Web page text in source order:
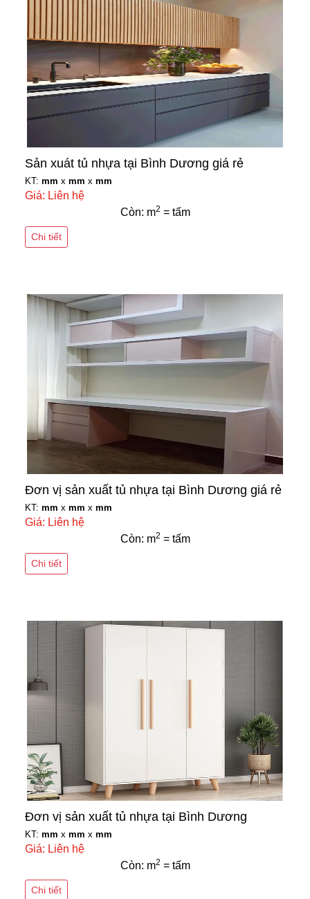
Sản xuát tủ nhựa tại Bình Dương giá rẻ
KT: mm x mm x mm
Giá: Liên hệ
Còn: m2 = tấm
Chi tiết
Đơn vị sản xuất tủ nhựa tại Bình Dương giá rẻ
KT: mm x mm x mm
Giá: Liên hệ
Còn: m2 = tấm
Chi tiết
Đơn vị sản xuất tủ nhựa tại Bình Dương
KT: mm x mm x mm
Giá: Liên hệ
Còn: m2 = tấm
Chi tiết